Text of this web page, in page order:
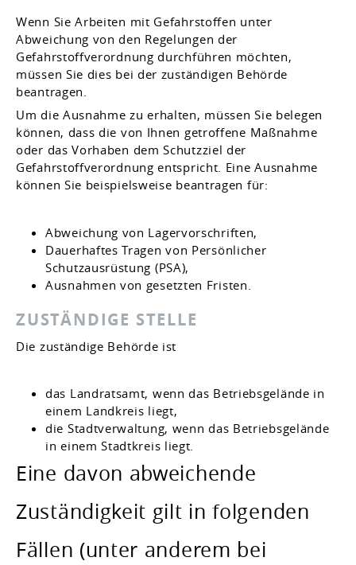
Wenn Sie Arbeiten mit Gefahrstoffen unter
Abweichung von den Regelungen der
Gefahrstoffverordnung durchführen möchten,
müssen Sie dies bei der zuständigen Behörde
beantragen.
Um die Ausnahme zu erhalten, müssen Sie belegen
können, dass die von Ihnen getroffene Maßnahme
oder das Vorhaben dem Schutzziel der
Gefahrstoffverordnung entspricht. Eine Ausnahme
können Sie beispielsweise beantragen für:
Abweichung von Lagervorschriften,
Dauerhaftes Tragen von Persönlicher
Schutzausrüstung (PSA),
Ausnahmen von gesetzten Fristen.
ZUSTÄNDIGE STELLE
Die zuständige Behörde ist
das Landratsamt, wenn das Betriebsgelände in
einem Landkreis liegt,
die Stadtverwaltung, wenn das Betriebsgelände
in einem Stadtkreis liegt.
Eine davon abweichende
Zuständigkeit gilt in folgenden
Fällen (unter anderem bei